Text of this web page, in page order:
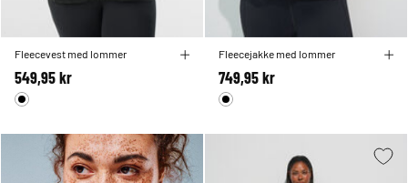
Fleecevest med lommer
549,95 kr
Fleecejakke med lommer
749,95 kr